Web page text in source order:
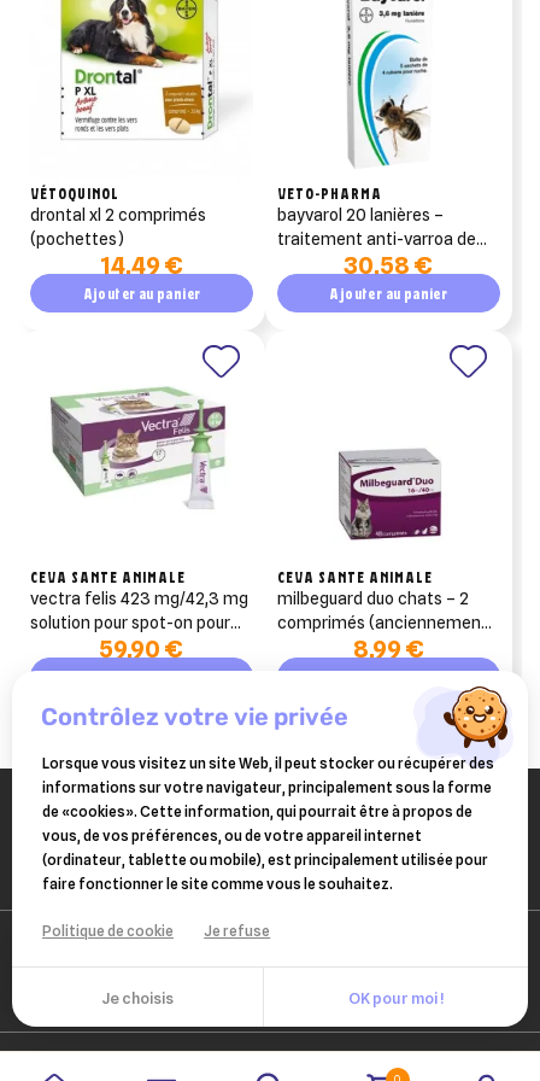
VÉTOQUINOL
drontal xl 2 comprimés
(pochettes)
14,49 €
Ajouter au panier
VETO-PHARMA
bayvarol 20 lanières –
traitement anti-varroa de
rotation (fluméthrine)
30,58 €
Ajouter au panier
CEVA SANTE ANIMALE
vectra felis 423 mg/42,3 mg
solution pour spot-on pour
chats 12 pipettes
59,90 €
Ajouter au panier
CEVA SANTE ANIMALE
milbeguard duo chats – 2
comprimés (anciennement
milbactor)8,99 €
Ajouter au panier
add_circle_outline Créer une nouvelle liste
((cancelText)) ((modalDeleteText))
Annuler Créer une liste d'envies
Annuler Connexion
contrôlez votre vie privée
Lorsque vous visitez un site Web, il peut stocker ou récupérer des
informations sur votre navigateur, principalement sous la forme
de «cookies». Cette information, qui pourrait être à propos de
vous, de vos préférences, ou de votre appareil internet
(ordinateur, tablette ou mobile), est principalement utilisée pour
faire fonctionner le site comme vous le souhaitez.
Politique de cookie Je refuse
Je choisis OK pour moi !